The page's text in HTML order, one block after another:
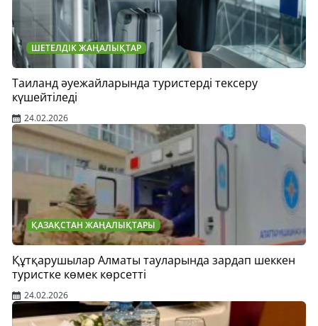
ШЕТЕЛДІК ЖАҢАЛЫҚТАР
Таиланд әуежайларында туристерді тексеру
күшейтіледі
24.02.2026
ҚАЗАҚСТАН ЖАҢАЛЫҚТАРЫ
Құтқарушылар Алматы тауларында зардап шеккен
туристке көмек көрсетті
24.02.2026